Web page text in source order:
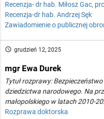
Recenzja- dr hab. Miłosz Gac,
Recenzja-dr hab. Andrzej Sęk
Zawiadomienie o publicznej
access_time grudzień 12, 2025
mgr Ewa Durek
Tytuł rozprawy:
dziedzictwa narodowego. Na
małopolskiego w latach 2010-
Rozprawa doktorska